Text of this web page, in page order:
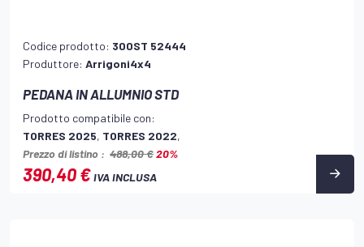
Codice prodotto: 300ST 52444
Produttore: Arrigoni4x4
PEDANA IN ALLUMNIO STD
Prodotto compatibile con:
TORRES 2025, TORRES 2022,
Prezzo di listino : 488,00 €20%
390,40 €IVA INCLUSA